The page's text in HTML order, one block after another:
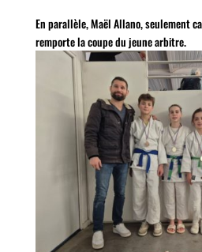
En parallèle, Maël Allano, seulement
remporte la coupe du jeune arbitre.